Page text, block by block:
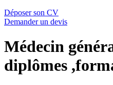
Déposer son CV
Demander un devis
Médecin
diplômes